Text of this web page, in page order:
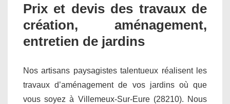
Prix et devis des travaux de
création, aménagement,
entretien de jardins
Nos artisans paysagistes talentueux réalisent les
travaux d’aménagement de vos jardins où que
vous soyez à Villemeux-Sur-Eure (28210). Nous